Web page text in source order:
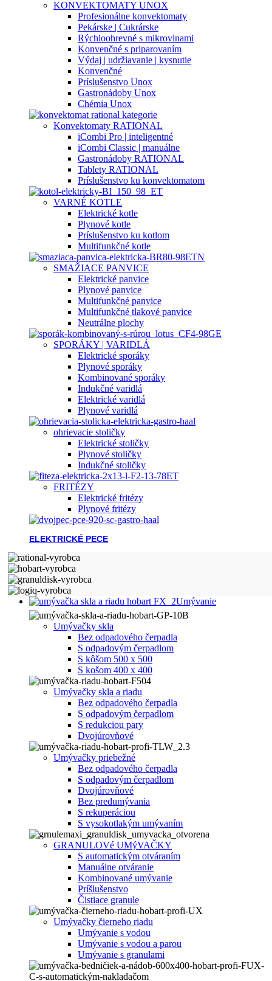
KONVEKTOMATY UNOX
Profesionálne konvektomaty
Pekárske | Cukrárske
Rýchloohrevné s mikrovlnami
Konvenčné s priparovaním
Výdaj | udržiavanie | kysnutie
Konvenčné
Príslušenstvo Unox
Gastronádoby Unox
Chémia Unox
Konvektomaty RATIONAL
iCombi Pro | inteligentné
iCombi Classic | manuálne
Gastronádoby RATIONAL
Tablety RATIONAL
Príslušenstvo ku konvektomatom
VARNÉ KOTLE
Elektrické kotle
Plynové kotle
Príslušenstvo ku kotlom
Multifunkčné kotle
SMAŽIACE PANVICE
Elektrické panvice
Plynové panvice
Multifunkčné panvice
Multifunkčné tlakové panvice
Neutrálne plochy
SPORÁKY | VARIDLÁ
Elektrické sporáky
Plynové sporáky
Kombinované sporáky
Indukčné varidlá
Elektrické varidlá
Plynové varidlá
ohrievacie stoličky
Elektrické stoličky
Plynové stoličky
Indukčné stoličky
FRITÉZY
Elektrické fritézy
Plynové fritézy
ELEKTRICKÉ PECE
Umývanie
Umývačky skla
Bez odpadového čerpadla
S odpadovým čerpadlom
S kôšom 500 x 500
S košom 400 x 400
Umývačky skla a riadu
Bez odpadového čerpadla
S odpadovým čerpadlom
S redukciou pary
Dvojúrovňové
Umývačky priebežné
Bez odpadového čerpadla
S odpadovým čerpadlom
Dvojúrovňové
Bez predumývania
S rekuperáciou
S vysokotlakým umývaním
GRANULOVé UMýVAČKY
S automatickým otváraním
Manuálne otváranie
Kombinované umývanie
Príšlušenstvo
Čistiace granule
Umývačky čierneho riadu
Umývanie s vodou
Umývanie s vodou a parou
Umývanie s granulami